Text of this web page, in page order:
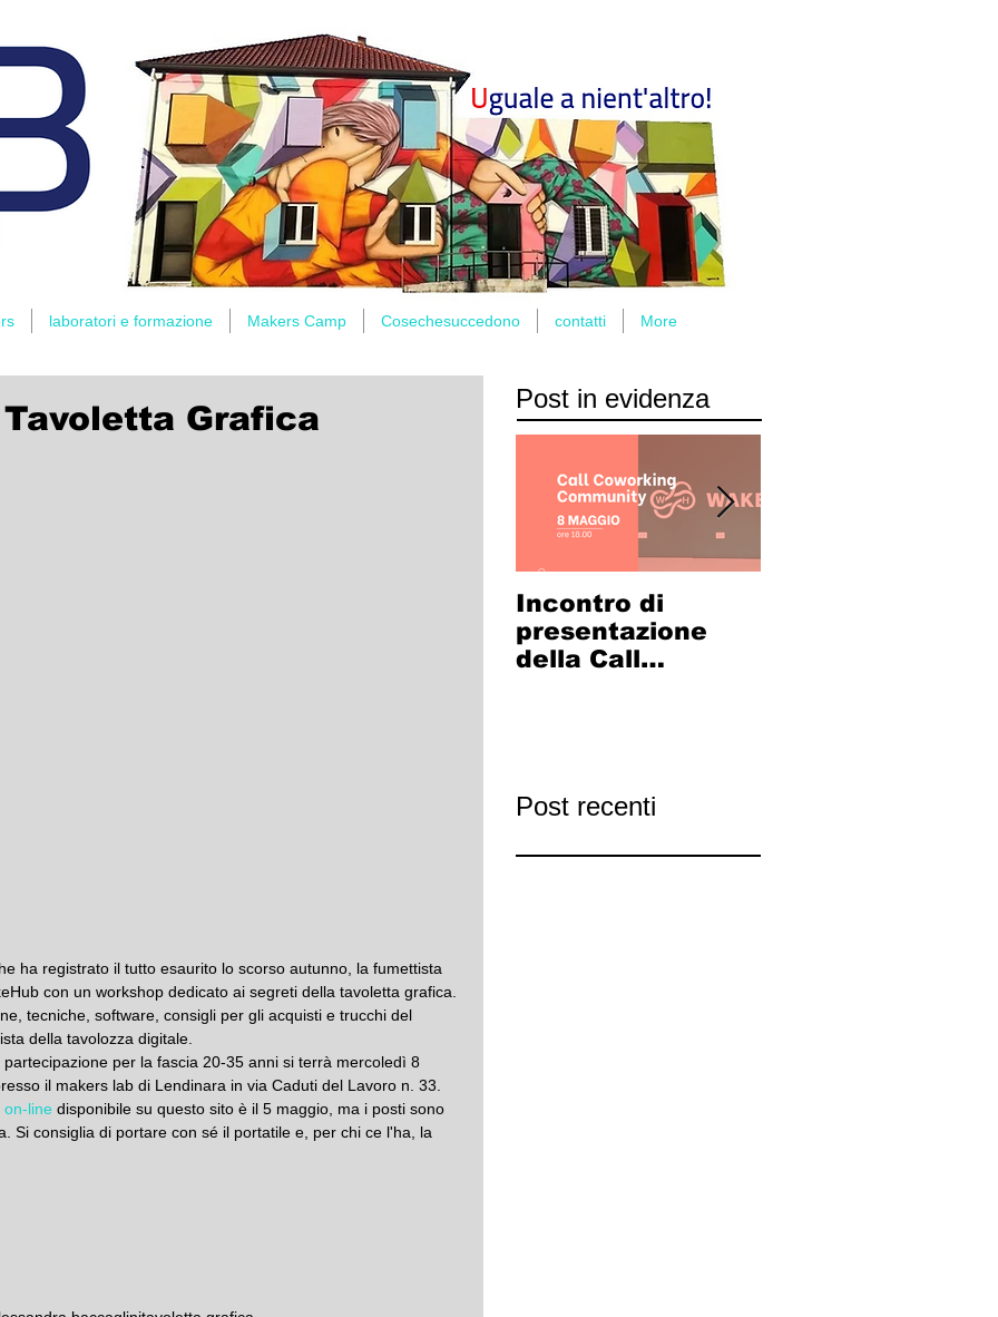
laboratori e formazione Makers Camp Cosechesuccedono contatti More
Grafica
ha registrato il tutto esaurito lo scorso autunno, la fumettista
con un workshop dedicato ai segreti della tavoletta grafica.
tecniche, software, consigli per gli acquisti e trucchi del
della tavolozza digitale.
per la fascia 20-35 anni si terrà mercoledì 8
il makers lab di Lendinara in via Caduti del Lavoro n. 33.
on-line disponibile su questo sito è il 5 maggio, ma i posti sono
Si consiglia di portare con sé il portatile e, per chi ce l'ha, la
Post in evidenza
Incontro di
presentazione
della Call
Post recenti